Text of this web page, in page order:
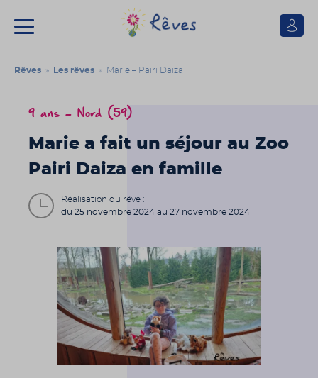
Se
Rêves » Les rêves » Marie – Pairi Daiza
9 ans - Nord (59)
Marie a fait un séjour au Zoo
Pairi Daiza en famille
Réalisation du rêve :
du 25 novembre 2024 au 27 novembre 2024